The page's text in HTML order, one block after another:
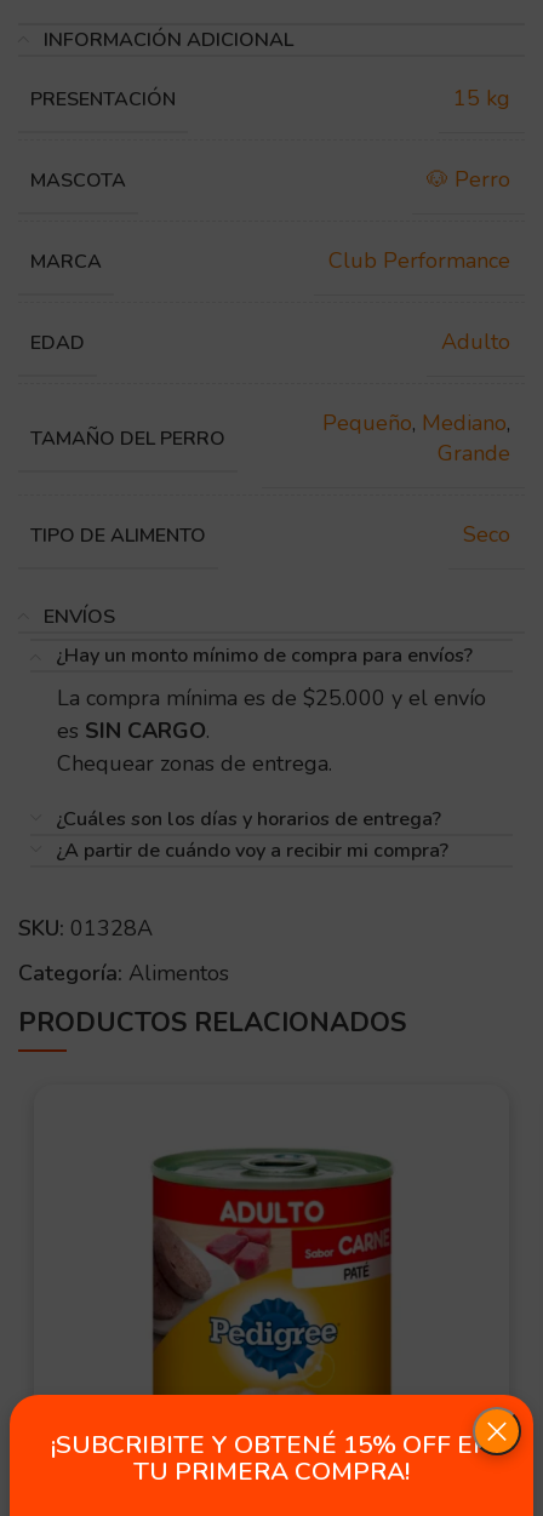
¡SUBCRIBITE Y OBTENÉ 15% OFF EN
TU PRIMERA COMPRA!
INFORMACIÓN ADICIONAL
PRESENTACIÓN 15 kg
MASCOTA 🐶 Perro
MARCA Club Performance
EDAD Adulto
TAMAÑO DEL PERRO
Pequeño, Mediano,
Grande
TIPO DE ALIMENTO Seco
ENVÍOS
¿Hay un monto mínimo de compra para envíos?
La compra mínima es de $25.000 y el envío
es SIN CARGO.
Chequear zonas de entrega.
¿Cuáles son los días y horarios de entrega?
¿A partir de cuándo voy a recibir mi compra?
SKU: 01328A
Categoría: Alimentos
PRODUCTOS RELACIONADOS